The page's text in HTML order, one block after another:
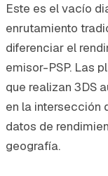
Este es el vacío
enrutamiento
diferenciar el
emisor-PSP. Las
que realizan 3DS
en la intersección
datos de
geografía.